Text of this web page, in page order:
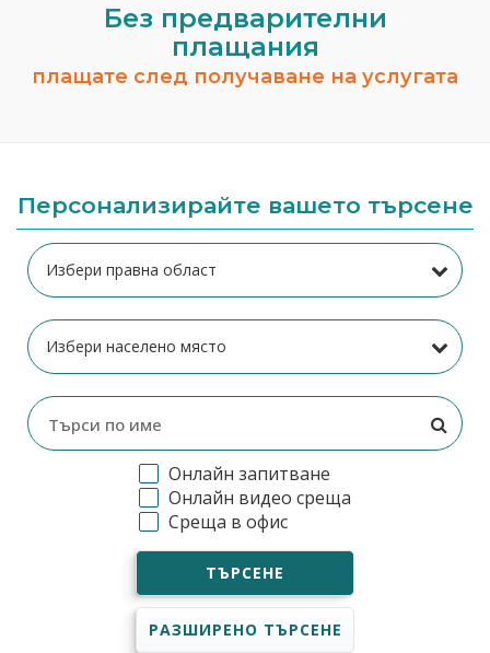
Без предварителни
плащания
плащате след получаване на услугата
Персонализирайте вашето търсене
Онлайн запитване
Онлайн видео среща
Среща в офис
ТЪРСЕНЕ
РАЗШИРЕНО ТЪРСЕНЕ